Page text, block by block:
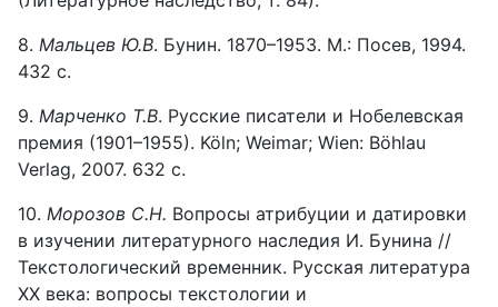
8. Мальцев Ю.В. Бунин. 1870–1953. М.: Посев, 1994.
432 с.
9. Марченко Т.В. Русские писатели и Нобелевская
премия (1901–1955). Köln; Weimar; Wien: Böhlau
Verlag, 2007. 632 с.
10. Морозов С.Н. Вопросы атрибуции и датировки
в изучении литературного наследия И. Бунина //
Текстологический временник. Русская литература
ХХ века: вопросы текстологии и